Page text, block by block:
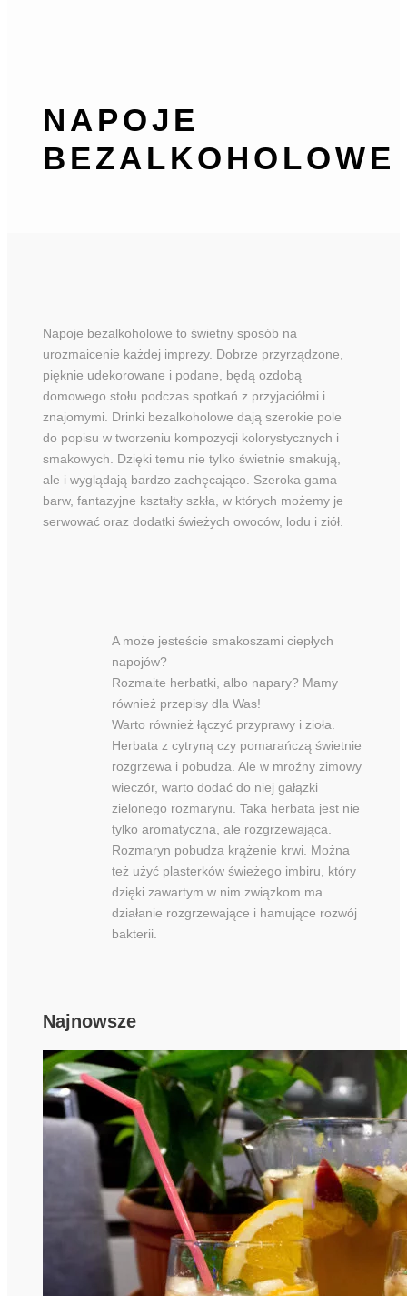
NAPOJE
BEZALKOHOLOWE
Napoje bezalkoholowe to świetny sposób na
urozmaicenie każdej imprezy. Dobrze przyrządzone,
pięknie udekorowane i podane, będą ozdobą
domowego stołu podczas spotkań z przyjaciółmi i
znajomymi. Drinki bezalkoholowe dają szerokie pole
do popisu w tworzeniu kompozycji kolorystycznych i
smakowych. Dzięki temu nie tylko świetnie smakują,
ale i wyglądają bardzo zachęcająco. Szeroka gama
barw, fantazyjne kształty szkła, w których możemy je
serwować oraz dodatki świeżych owoców, lodu i ziół.
A może jesteście smakoszami ciepłych
napojów?
Rozmaite herbatki, albo napary? Mamy
również przepisy dla Was!
Warto również łączyć przyprawy i zioła.
Herbata z cytryną czy pomarańczą świetnie
rozgrzewa i pobudza. Ale w mroźny zimowy
wieczór, warto dodać do niej gałązki
zielonego rozmarynu. Taka herbata jest nie
tylko aromatyczna, ale rozgrzewająca.
Rozmaryn pobudza krążenie krwi. Można
też użyć plasterków świeżego imbiru, który
dzięki zawartym w nim związkom ma
działanie rozgrzewające i hamujące rozwój
bakterii.
Najnowsze